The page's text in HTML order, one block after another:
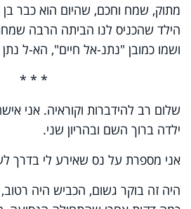
הילד שהכניס לנו הביתה הרבה
ושמו כמובן "נתנ-אל חיים", הא-ל נתן
* * *
ילדה ברוך השם ובהריון שני.
אני מספרת על נס שאירע לי בדרך
היה זה בוקר גשום, הכביש היה